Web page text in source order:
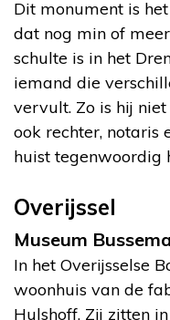
Dit monument is
dat nog min of
schulte is in het
iemand die
vervult. Zo is hij
ook rechter, notaris
huist tegenwoordig
Overijssel
Museum
In het Overijsselse
woonhuis van de
Hulshoff. Zij zitten